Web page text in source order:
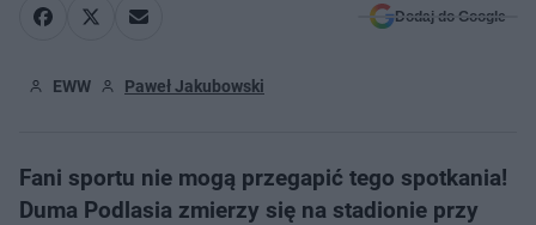
Dodaj do Google
EWW Paweł Jakubowski
Fani sportu nie mogą przegapić tego spotkania!
Duma Podlasia zmierzy się na stadionie przy